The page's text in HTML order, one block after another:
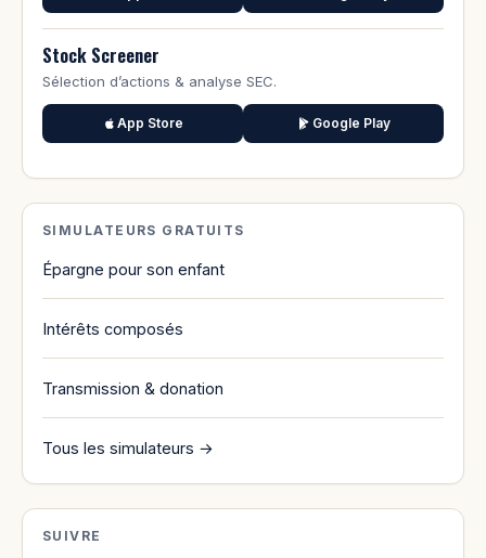
Stock Screener
Sélection d’actions & analyse SEC.
App Store Google Play
SIMULATEURS GRATUITS
Épargne pour son enfant
Intérêts composés
Transmission & donation
Tous les simulateurs →
SUIVRE